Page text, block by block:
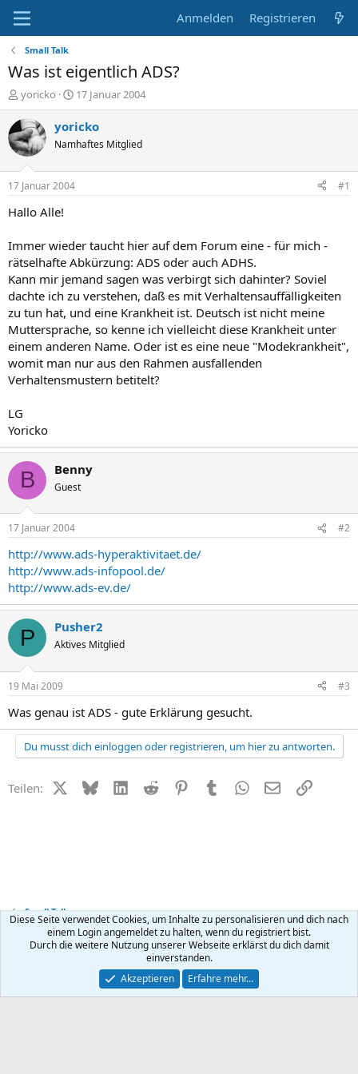
Anmelden Registrieren
Small Talk
Was ist eigentlich ADS?
E
r
s
t
e
e
r
yoricko
E
r
s
t
e
t
17 Januar 2004
yoricko
Namhaftes Mitglied
17 Januar 2004 #1
Hallo Alle!
Immer wieder taucht hier auf dem Forum eine - für mich -
rätselhafte Abkürzung: ADS oder auch ADHS.
Kann mir jemand sagen was verbirgt sich dahinter? Soviel
dachte ich zu verstehen, daß es mit Verhaltensauffälligkeiten
zu tun hat, und eine Krankheit ist. Deutsch ist nicht meine
Muttersprache, so kenne ich vielleicht diese Krankheit unter
einem anderen Name. Oder ist es eine neue "Modekrankheit",
womit man nur aus den Rahmen ausfallenden
Verhaltensmustern betitelt?
LG
Yoricko
B Benny
Guest
17 Januar 2004 #2
http://www.ads-hyperaktivitaet.de/
http://www.ads-infopool.de/
http://www.ads-ev.de/
P Pusher2
Aktives Mitglied
19 Mai 2009 #3
Was genau ist ADS - gute Erklärung gesucht.
Du musst dich einloggen oder registrieren, um hier zu antworten.
Teilen: X (Twitter)
BlueskyLinkedIn
Reddit PinterestTumblr WhatsApp
E-MailLink
Small Talk
Kontakt Nutzungsbedingungen Datenschutz Hilfe
R
Community platform by XenForo ® © 2010-2026 XenForo Ltd.
Diese Seite verwendet Cookies, um Inhalte zu personalisieren und dich nach
einem Login angemeldet zu halten, wenn du registriert bist.
Durch die weitere Nutzung unserer Webseite erklärst du dich damit
einverstanden.
Akzeptieren
Erfahre mehr…